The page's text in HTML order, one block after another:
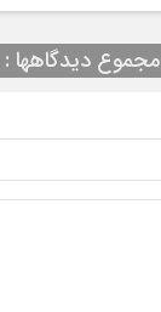
مجموع دیدگاهها : 0